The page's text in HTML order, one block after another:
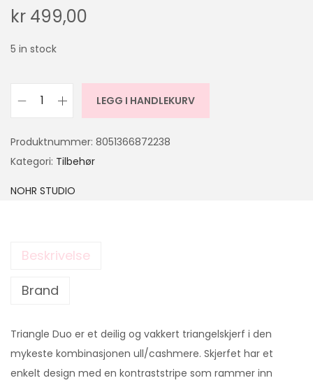
kr 499,00
5 in stock
LEGG I HANDLEKURV
Produktnummer: 8051366872238
Kategori: Tilbehør
NOHR STUDIO
Beskrivelse
Brand
Triangle Duo er et deilig og vakkert triangelskjerf i den
mykeste kombinasjonen ull/cashmere. Skjerfet har et
enkelt design med en kontraststripe som rammer inn